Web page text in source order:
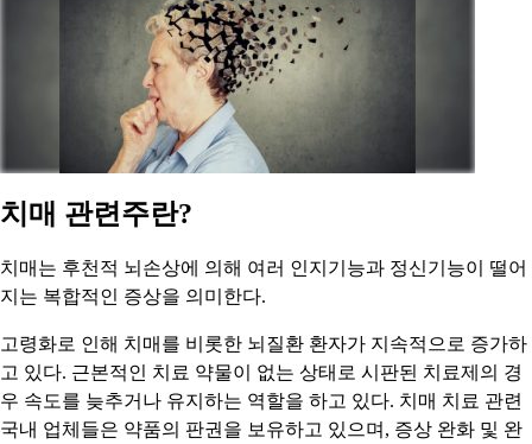
치매 관련주란?
치매는 후천적 뇌손상에 의해 여러 인지기능과 정신기능이 떨어
지는 복합적인 증상을 의미한다.
고령화로 인해 치매를 비롯한 뇌질환 환자가 지속적으로 증가하
고 있다. 근본적인 치료 약물이 없는 상태로 시판된 치료제의 경
우 속도를 늦추거나 유지하는 역할을 하고 있다. 치매 치료 관련
국내 업체들은 약품의 판권을 보유하고 있으며, 증상 완화 및 완